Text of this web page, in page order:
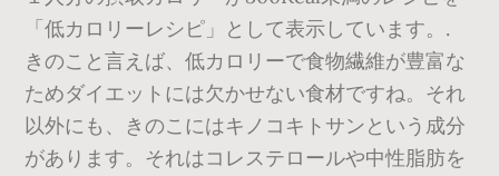
「低カロリーレシピ」として表示しています。.
きのこと言えば、低カロリーで食物繊維が豊富な
ためダイエットには欠かせない食材ですね。それ
以外にも、きのこにはキノコキトサンという成分
があります。それはコレステロールや中性脂肪を